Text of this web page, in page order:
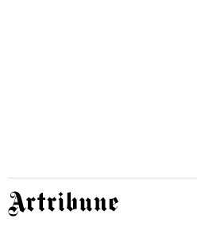
Artribune